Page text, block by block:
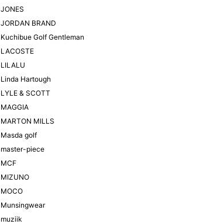
JONES
JORDAN BRAND
Kuchibue Golf Gentleman
LACOSTE
LILALU
Linda Hartough
LYLE & SCOTT
MAGGIA
MARTON MILLS
Masda golf
master-piece
MCF
MIZUNO
MOCO
Munsingwear
muziik